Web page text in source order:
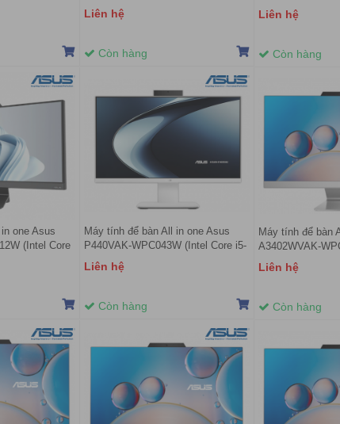
| White |
inch |
13420H | 16GB | 512GB | 27 inch
FHD | CAM/MIC | WF6E/BT/WL |
Liên hệ
Còn hàng
1315U | 8GB |
FHD | Win 11 |
Liên hệ
Còn hàng
one Asus
(Intel Core
| Intel
100Hz |
Máy tính để bàn All in one Asus
P440VAK-WPC043W (Intel Core i5-
13420H | 8GB | 512GB | White |
Non-touch screen | 23.8-inch |
Liên hệ
Còn hàng
Máy tính để bàn
A3402WVAK-
i3-1315U | 8GB |
FHD | Win 11 |
Liên hệ
Còn hàng